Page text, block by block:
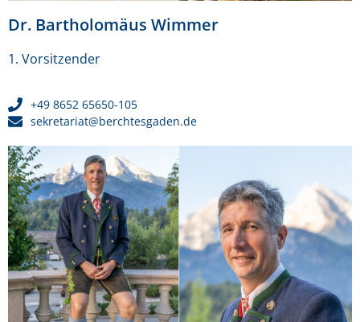
Dr. Bartholomäus Wimmer
1. Vorsitzender
+49 8652 65650-105
sekretariat@berchtesgaden.de